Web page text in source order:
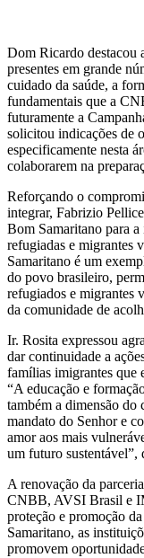
Dom Ricardo destacou
presentes em grande
cuidado da saúde, a
fundamentais que a
futuramente a
solicitou indicações de
especificamente nesta
colaborarem na
Reforçando o
integrar, Fabrizio
Bom Samaritano para
refugiadas e migrantes
Samaritano é um
do povo brasileiro,
refugiados e migrantes
da comunidade de
Ir. Rosita expressou
dar continuidade a
famílias imigrantes que
“A educação e
também a dimensão do
mandato do Senhor e
amor aos mais
um futuro sustentável”,
A renovação da
CNBB, AVSI Brasil e
proteção e promoção
Samaritano, as
promovem